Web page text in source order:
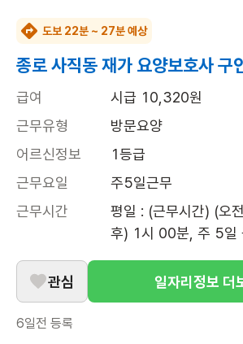
도보 22분 ~ 27분 예상
종로 사직동 재가 요양보호사 구
급여
시급 10,320원
근무유형
방문요양
어르신정보
1등급
근무요일
주5일근무
근무시간
평일 : (근무시간) (오
후) 1시 00분, 주 5일
관심 일자리정보 더
6일전 등록